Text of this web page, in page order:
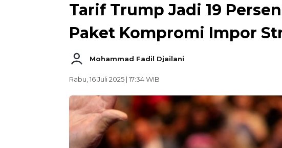
Tarif Trump Jadi 19
Paket Kompromi Impor
Mohammad Fadil Djailani
Rabu, 16 Juli 2025 | 17:34 WIB